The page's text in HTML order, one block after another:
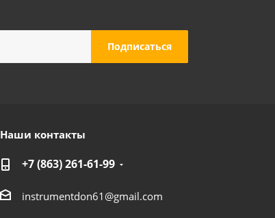
Наши контакты
+7 (863) 261-61-99
instrumentdon61@gmail.com